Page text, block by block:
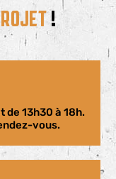
!
de 13h30 à 18h.
vous.